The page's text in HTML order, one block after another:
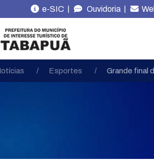
e-SIC | Ouvidoria |
Esportes Grande final